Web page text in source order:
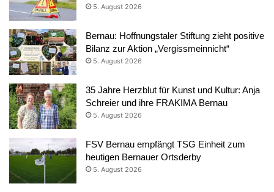
5. August 2026
Bernau: Hoffnungstaler Stiftung zieht positive
Bilanz zur Aktion „Vergissmeinnicht“
5. August 2026
35 Jahre Herzblut für Kunst und Kultur: Anja
Schreier und ihre FRAKIMA Bernau
5. August 2026
FSV Bernau empfängt TSG Einheit zum
heutigen Bernauer Ortsderby
5. August 2026